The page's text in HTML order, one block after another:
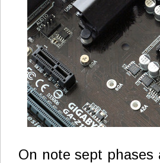
On note sept